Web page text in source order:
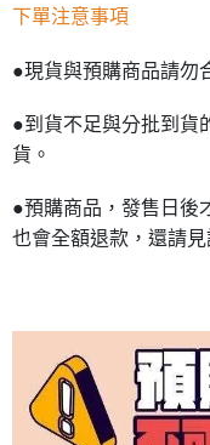
下單注意事項
●現貨與預購商品請勿
●到貨不足與分批到貨
貨。
●預購商品，發售日後
也會全額退款，還請見